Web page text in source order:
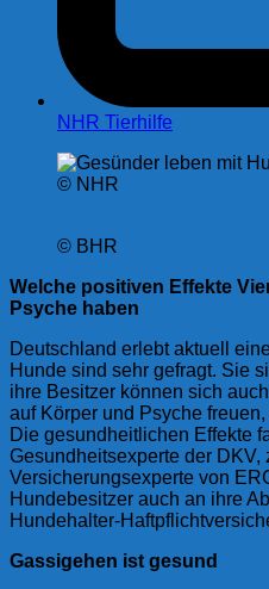
NHR Tierhilfe
© NHR
© BHR
Welche positiven Effekte
Psyche haben
Deutschland erlebt aktuell
Hunde sind sehr gefragt. Sie
ihre Besitzer können sich
auf Körper und Psyche
Die gesundheitlichen Effekte
Gesundheitsexperte der DKV,
Versicherungsexperte von
Hundebesitzer auch an ihre
Hundehalter-
Gassigehen ist gesund